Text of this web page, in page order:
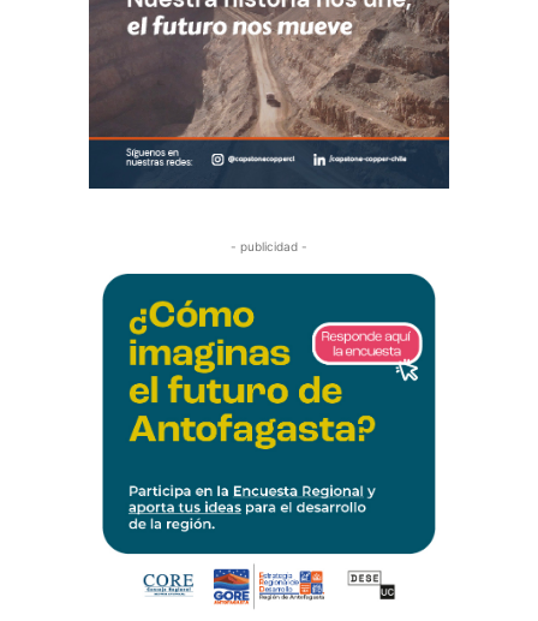
- publicidad -